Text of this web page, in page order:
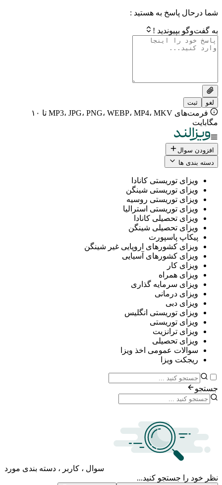
پاسخ به هستید :
!
فرمت‌های MP3، JPG، PNG، WEBP، MP4، MKV تا ۱۰
ها
توریستی کانادا
توریستی شینگن
توریستی روسیه
توریستی استرالیا
تحصیلی کانادا
تحصیلی شینگن
پاسپورت
کشورهای اروپایی غیر شینگن
کشورهای آسیایی
کار
همراه
سرمایه گذاری
درمانی
دبی
توریستی انگلیس
توریستی
ترانزیت
تحصیلی
عمومی اخذ ویزا
ویزا
سوال ، کاربر ، دسته بندی مورد
جستجو کنید...